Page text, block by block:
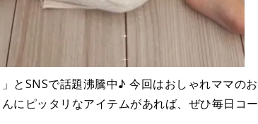
とSNSで話題沸騰中♪ 今回はおしゃれママのお
にピッタリなアイテムがあれば、ぜひ毎日コー